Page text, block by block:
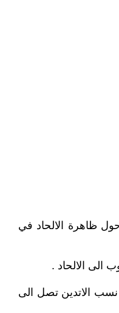
ظاهرة الالحاد في
الى الالحاد .
نسب الاتدين تصل الى